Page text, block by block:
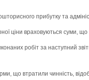
прибутку та
ціни враховуються суми,
робіт за наступний
що втратили чинність,